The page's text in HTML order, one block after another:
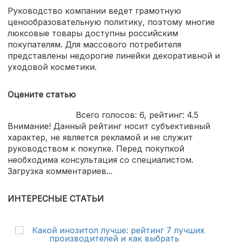
Руководство компании ведет грамотную
ценообразовательную политику, поэтому многие
люксовые товары доступны российским
покупателям. Для массового потребителя
представлены недорогие линейки декоративной и
уходовой косметики.
Оцените статью
Всего голосов: 6, рейтинг: 4.5
Внимание! Данный рейтинг носит субъективный
характер, не является рекламой и не служит
руководством к покупке. Перед покупкой
необходима консультация со специалистом.
Загрузка комментариев...
ИНТЕРЕСНЫЕ СТАТЬИ